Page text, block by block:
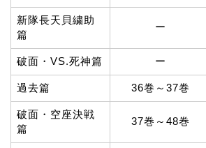
新隊長天貝繍助
篇
ー
破面・VS.死神篇 ー
過去篇 36巻～37巻
破面・空座決戦
篇
37巻～48巻